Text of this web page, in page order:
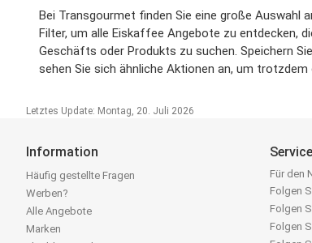
Bei Transgourmet finden Sie eine große Auswahl
Filter, um alle Eiskaffee Angebote zu entdecken,
Geschäfts oder Produkts zu suchen. Speichern
sehen Sie sich ähnliche Aktionen an, um trotzdem
Letztes Update: Montag, 20. Juli 2026
Information
Häufig gestellte Fragen
Werben?
Alle Angebote
Marken
Service
Für den
Folgen
Folgen
Folgen